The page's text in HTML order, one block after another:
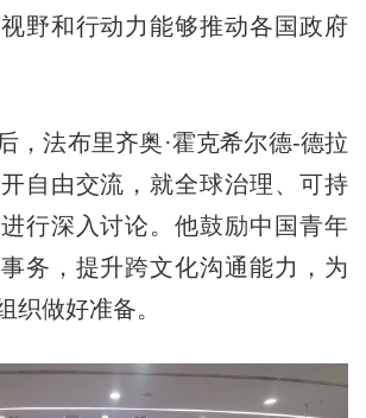
野和行动力能够推动各国政府
法布里齐奥·霍克希尔德-德拉
自由交流，就全球治理、可持
行深入讨论。他鼓励中国青年
务，提升跨文化沟通能力，为
织做好准备。